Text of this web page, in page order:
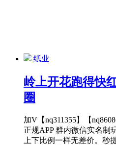
纸业
岭上开花跑得快
圈
加V【nq311355】【
正规APP 群内微信实名制
上下比例一样无差价。秒